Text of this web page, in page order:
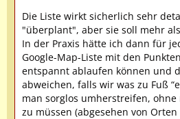
Die Liste wirkt sicherlich sehr
"überplant", aber sie soll mehr
In der Praxis hätte ich dann für
Google-Map-Liste mit den
entspannt ablaufen können und
abweichen, falls wir was zu Fuß
man sorglos umherstreifen,
zu müssen (abgesehen von